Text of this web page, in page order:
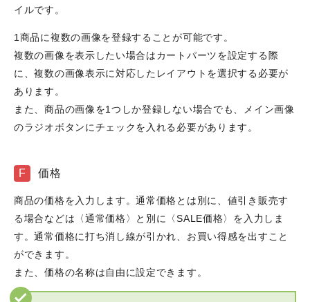
イルです。
1商品に複数の画像を登録することが可能です。
複数の画像を表示したい場合はカートパーツを設定する際
に、複数の画像表示に対応したレイアウトを選択する必要が
あります。
また、商品の画像を1つしか登録しない場合でも、メイン画像
のラジオボタンにチェックを入れる必要があります。
F 価格
商品の価格を入力します。通常価格とは別に、値引き販売す
る場合などは〈通常価格〉と別に〈SALE価格〉を入力しま
す。通常価格に打ち消し線が引かれ、お買い得感を出すこと
ができます。
また、価格の名称は自由に設定できます。